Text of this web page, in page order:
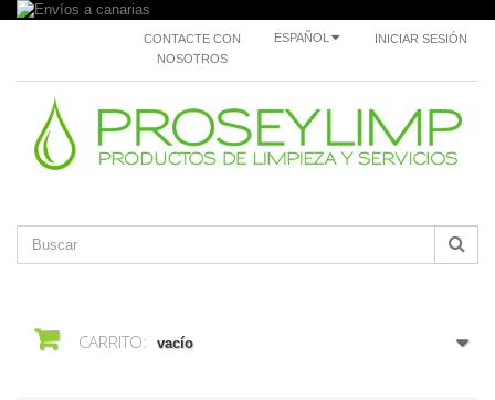
INICIAR SESIÓN
ESPAÑOL
CONTACTE CON
NOSOTROS
CARRITO: vacío